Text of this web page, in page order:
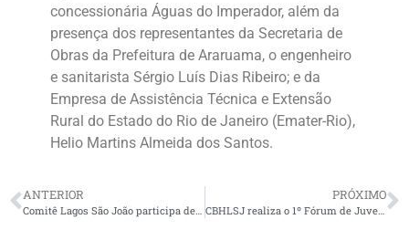
concessionária Águas do Imperador, além da
presença dos representantes da Secretaria de
Obras da Prefeitura de Araruama, o engenheiro
e sanitarista Sérgio Luís Dias Ribeiro; e da
Empresa de Assistência Técnica e Extensão
Rural do Estado do Rio de Janeiro (Emater-Rio),
Helio Martins Almeida dos Santos.
ANTERIOR PRÓXIMO
CBHLSJ realiza o 1º Fórum de Juventudes Pelas Águas da Bacia Hidrográfica Lagos São João